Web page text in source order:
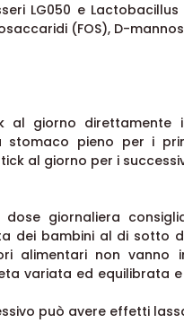
LG050 e Lactobacillus
(FOS), D-
al giorno direttamente
stomaco pieno per i
al giorno per i
giornaliera
dei bambini al di sotto
alimentari non vanno
variata ed equilibrata
può avere effetti